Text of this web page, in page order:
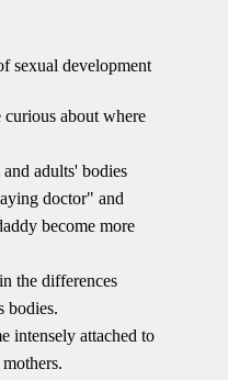
sexual development
about where
adults' bodies
doctor" and
become more
the differences
bodies.
intensely attached to